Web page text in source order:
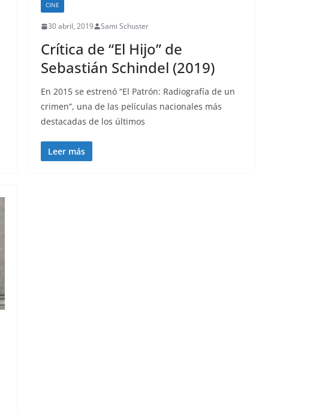
CINE
30 abril, 2019 Sami Schuster
Crítica de “El Hijo” de
Sebastián Schindel (2019)
En 2015 se estrenó “El Patrón: Radiografía de un
crimen”, una de las películas nacionales más
destacadas de los últimos
Leer más